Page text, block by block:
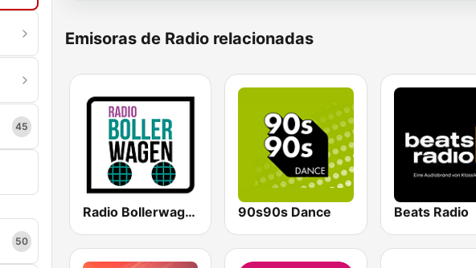
45
50
Emisoras de Radio relacionadas
Radio Bollerwagen 90s90s Dance Beats Radio